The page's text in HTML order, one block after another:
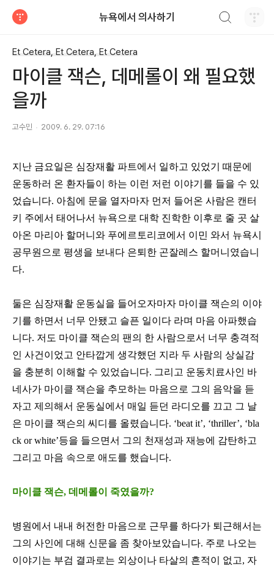
뉴욕에서 의사하기
Et Cetera, Et Cetera, Et Cetera
마이클 잭슨, 데메롤이 왜 필요했
을까
고수민 2009. 6. 29. 07:16
지난 금요일은 심장재활 파트에서 일하고 있었기 때문에
운동하러 온 환자들이 하는 이런 저런 이야기를 들을 수 있
었습니다. 아침에 문을 열자마자 먼저 들어온 사람은 캔터
키 주에서 태어나서 뉴욕으로 대학 진학한 이후로 줄 곳 살
아온 마리아 할머니와 푸에르토리코에서 이민 와서 뉴욕시
공무원으로 평생을 보내다 은퇴한 곤잘레스 할머니였습니
다.
둘은 심장재활 운동실을 들어오자마자 마이클 잭슨의 이야
기를 하면서 너무 안됐고 슬픈 일이다 라며 마음 아파했습
니다. 저도 마이클 잭슨의 팬의 한 사람으로서 너무 충격적
인 사건이었고 안타깝게 생각했던 지라 두 사람의 상실감
을 충분히 이해할 수 있었습니다. 그리고 운동치료사인 바
네사가 마이클 잭슨을 추모하는 마음으로 그의 음악을 듣
자고 제의해서 운동실에서 매일 듣던 라디오를 끄고 그 날
은 마이클 잭슨의 씨디를 올렸습니다. ‘beat it’, ‘thriller’, ‘bla
ck or white’등을 들으면서 그의 천재성과 재능에 감탄하고
그리고 마음 속으로 애도를 했습니다.
마이클 잭슨, 데메롤이 죽였을까?
병원에서 내내 허전한 마음으로 근무를 하다가 퇴근해서는
그의 사인에 대해 신문을 좀 찾아보았습니다. 주로 나오는
이야기는 부검 결과로는 외상이나 타살의 흔적이 없고, 자